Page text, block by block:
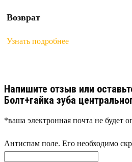
Возврат
Узнать подробнее
Напишите отзыв или
Болт+гайка зуба
*ваша электронная почта не будет
Антиспам поле. Его необходимо